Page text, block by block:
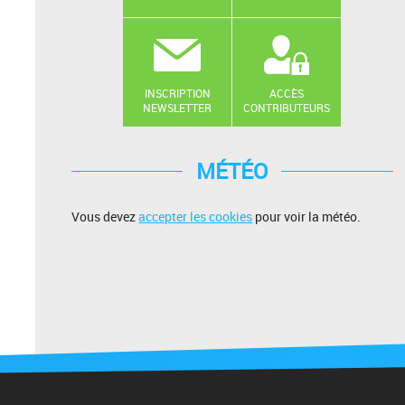
INSCRIPTION
NEWSLETTER
ACCÈS
CONTRIBUTEURS
MÉTÉO
Vous devezaccepter les cookies pour voir la météo.